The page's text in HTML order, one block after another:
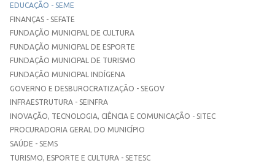
EDUCAÇÃO - SEME
FINANÇAS - SEFATE
FUNDAÇÃO MUNICIPAL DE CULTURA
FUNDAÇÃO MUNICIPAL DE ESPORTE
FUNDAÇÃO MUNICIPAL DE TURISMO
FUNDAÇÃO MUNICIPAL INDÍGENA
GOVERNO E DESBUROCRATIZAÇÃO - SEGOV
INFRAESTRUTURA - SEINFRA
INOVAÇÃO, TECNOLOGIA, CIÊNCIA E COMUNICAÇÃO - SITEC
PROCURADORIA GERAL DO MUNICÍPIO
SAÚDE - SEMS
TURISMO, ESPORTE E CULTURA - SETESC